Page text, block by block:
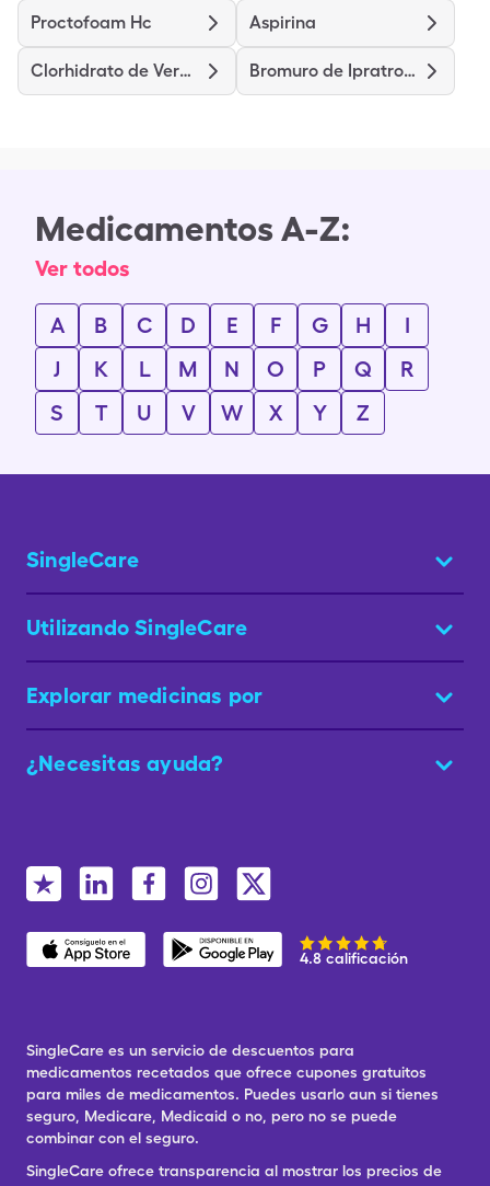
Proctofoam Hc Aspirina
Clorhidrato de Verapamilo de Liberación Prolongada Bromuro de Ipratropio
Medicamentos A-Z:
Ver todos
A B C D E F G H
I
J
K L M N O P Q
R
S
T U V W X Y Z
SingleCare
Utilizando SingleCare
Explorar medicinas por
¿Necesitas ayuda?
4.8 calificación
SingleCare es un servicio de descuentos para
medicamentos recetados que ofrece cupones gratuitos
para miles de medicamentos. Puedes usarlo aun si tienes
seguro, Medicare, Medicaid o no, pero no se puede
combinar con el seguro.
SingleCare ofrece transparencia al mostrar los precios de